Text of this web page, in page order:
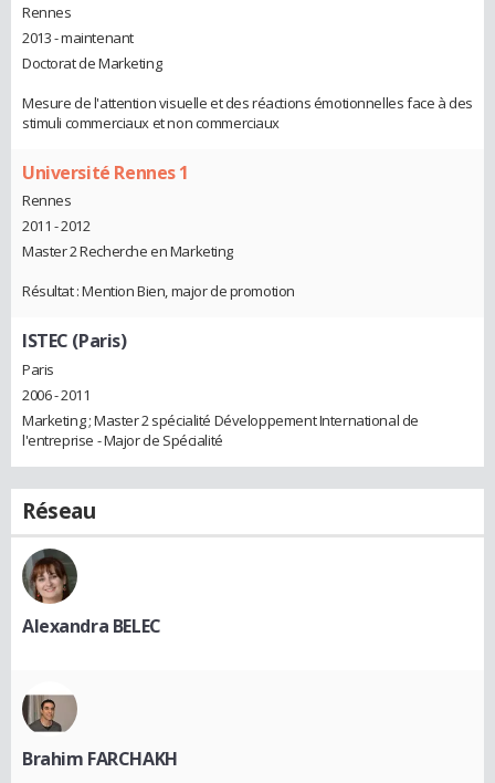
Rennes
2013 - maintenant
Doctorat de Marketing
Mesure de l'attention visuelle et des réactions émotionnelles face à des
stimuli commerciaux et non commerciaux
Université Rennes 1
Rennes
2011 - 2012
Master 2 Recherche en Marketing
Résultat : Mention Bien, major de promotion
ISTEC (Paris)
Paris
2006 - 2011
Marketing ; Master 2 spécialité Développement International de
l'entreprise - Major de Spécialité
Réseau
Alexandra BELEC
Brahim FARCHAKH